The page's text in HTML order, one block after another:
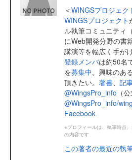
＜WINGSプロジェク
WINGSプロジェクト
ル執筆コミュニティ
にWeb開発分野の書
講演等を幅広く手が
登録メンバは約50名
を募集中。興味のあ
頂きたい。 著書 記
@WingsPro_info （
@WingsPro_info/
Facebook
※プロフィールは、執筆時点
の内容です
この著者の最近の執